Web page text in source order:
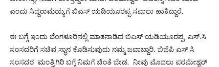
ಎಂದು ಸಿದ್ದರಾಮಯ್ಯಗೆ ಬಿಎಸ್ ಯಡಿಯೂರಪ್ಪ ಸವಾಲು ಹಾಕಿದ್ದಾರೆ.
ಈ ಬಗ್ಗೆ ಇಂದು ಬೆಂಗಳೂರಿನಲ್ಲಿ ಮಾತನಾಡಿದ ಬಿಎಸ್ ಯಡಿಯೂರಪ್ಪ, ಎಸ್.ಸಿ
ಸಂಸದರಿಗೆ ಸಚಿವ ಸ್ಥಾನ ಕೊಡಿಸುವುದು ನಮ್ಮ ಜವಾಬ್ದಾರಿ. ಬಿಜೆಪಿ ಎಸ್ ಸಿ
ಸಂಸದರ ಮಂತ್ರಿಗಿರಿ ಬಗ್ಗೆ ನಿಮಗೆ ಚಿಂತೆ ಬೇಡ. ನೀವು ಮೊದಲು ಪರಮೇಶ್ವರ್